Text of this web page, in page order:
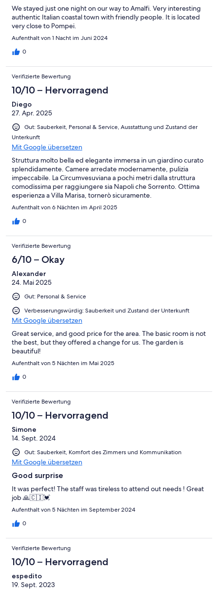
We stayed just one night on our way to Amalfi. Very interesting
authentic Italian coastal town with friendly people. It is located
very close to Pompei.
Aufenthalt von 1 Nacht im Juni 2024
0
Verifizierte Bewertung
10/10 – Hervorragend
Diego
27. Apr. 2025
Gut: Sauberkeit, Personal & Service, Ausstattung und Zustand der
Unterkunft
Mit Google übersetzen
Struttura molto bella ed elegante immersa in un giardino curato
splendidamente. Camere arredate modernamente, pulizia
impeccabile. La Circumvesuviana a pochi metri dalla struttura
comodissima per raggiungere sia Napoli che Sorrento. Ottima
esperienza a Villa Marisa, tornerò sicuramente.
Aufenthalt von 6 Nächten im April 2025
0
Verifizierte Bewertung
6/10 – Okay
Alexander
24. Mai 2025
Gut: Personal & Service
Verbesserungswürdig: Sauberkeit und Zustand der Unterkunft
Mit Google übersetzen
Great service, and good price for the area. The basic room is not
the best, but they offered a change for us. The garden is
beautiful!
Aufenthalt von 5 Nächten im Mai 2025
0
Verifizierte Bewertung
10/10 – Hervorragend
Simone
14. Sept. 2024
Gut: Sauberkeit, Komfort des Zimmers und Kommunikation
Mit Google übersetzen
Good surprise
It was perfect! The staff was tireless to attend out needs ! Great
job 🙏🇨🇮💓
Aufenthalt von 5 Nächten im September 2024
0
Verifizierte Bewertung
10/10 – Hervorragend
espedito
19. Sept. 2023